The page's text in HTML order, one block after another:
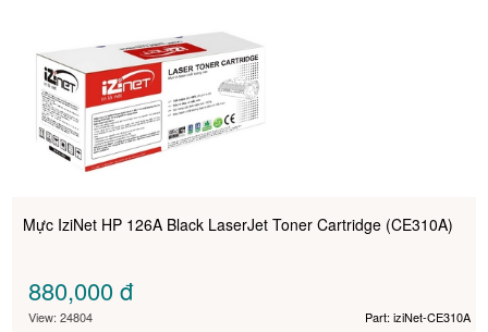
Mực IziNet HP 126A Black LaserJet Toner Cartridge (CE310A)
880,000đ
View: 24804 Part: iziNet-CE310A